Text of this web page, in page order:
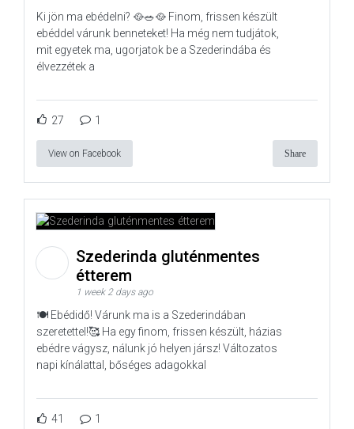
Ki jön ma ebédelni? 🥘🥗🥘 Finom, frissen készült
ebéddel várunk benneteket! Ha még nem tudjátok,
mit egyetek ma, ugorjatok be a Szederindába és
élvezzétek a
27 1
View on Facebook Share
Szederinda gluténmentes
étterem
1 week 2 days ago
🍽️ Ebédidő! Várunk ma is a Szederindában
szeretettel!🥰 Ha egy finom, frissen készült, házias
ebédre vágysz, nálunk jó helyen jársz! Változatos
napi kínálattal, bőséges adagokkal
41 1